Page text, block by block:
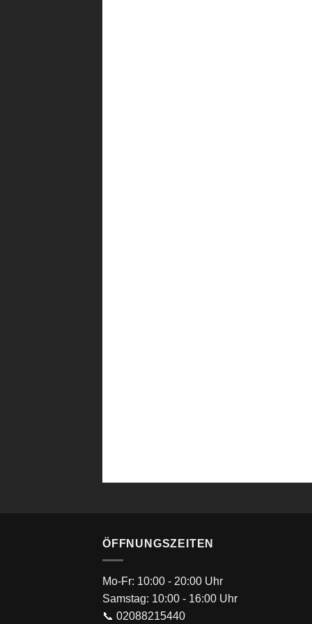
ÖFFNUNGSZEITEN
Mo-Fr: 10:00 - 20:00 Uhr
Samstag: 10:00 - 16:00 Uhr
📞 02088215440